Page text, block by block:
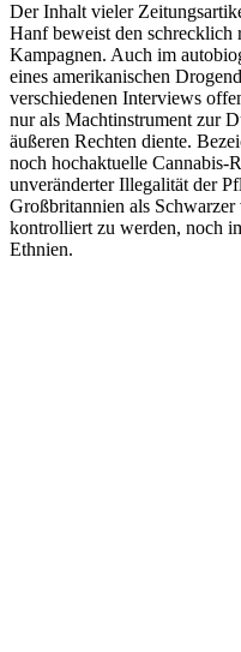
Der Inhalt vieler
Hanf beweist den schrecklich
Kampagnen. Auch im
eines amerikanischen
verschiedenen Interviews
nur als Machtinstrument zur
äußeren Rechten diente.
noch hochaktuelle Cannabis-
unveränderter Illegalität der
Großbritannien als
kontrolliert zu werden, noch
Ethnien.